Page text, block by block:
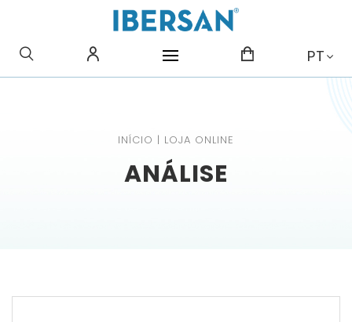
PT
INÍCIO | LOJA ONLINE
ANÁLISE
O QUE PROCURA?